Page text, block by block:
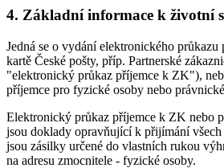
4. Základní informace k životní
Jedná se o vydání elektronického
kartě České pošty, příp. Partnerské
"elektronický průkaz příjemce k ZK"),
příjemce pro fyzické osoby nebo
Elektronický průkaz příjemce k ZK nebo
jsou doklady opravňující k přijímání
jsou zásilky určené do vlastních rukou
na adresu zmocnitele - fyzické osoby.